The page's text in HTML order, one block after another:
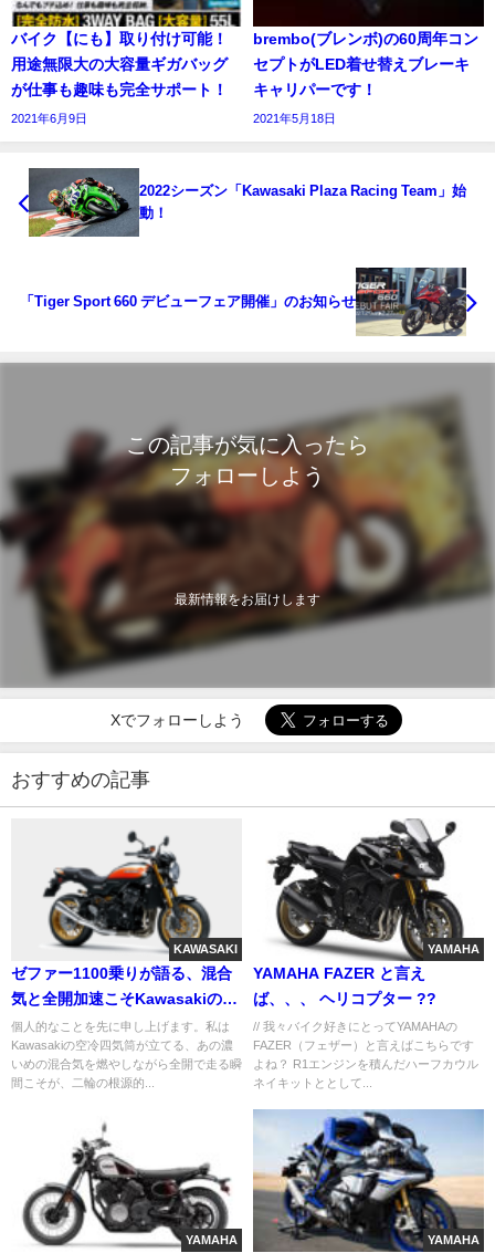
バイク【にも】取り付け可能！
用途無限大の大容量ギガバッグ
が仕事も趣味も完全サポート！
2021年6月9日
brembo(ブレンボ)の60周年コン
セプトがLED着せ替えブレーキ
キャリパーです！
2021年5月18日
2022シーズン「Kawasaki Plaza Racing Team」始
動！
「Tiger Sport 660 デビューフェア開催」のお知らせ
この記事が気に入ったら
フォローしよう
最新情報をお届けします
Xでフォローしよう
おすすめの記事
KAWASAKI
ゼファー1100乗りが語る、混合
気と全開加速こそKawasakiの本
懐
個人的なことを先に申し上げます。私は
Kawasakiの空冷四気筒が立てる、あの濃
いめの混合気を燃やしながら全開で走る瞬
間こそが、二輪の根源的...
YAMAHA
YAMAHA FAZER と言え
ば、、、 ヘリコプター ??
// 我々バイク好きにとってYAMAHAの
FAZER（フェザー）と言えばこちらです
よね？ R1エンジンを積んだハーフカウル
ネイキットととして...
YAMAHA YAMAHA